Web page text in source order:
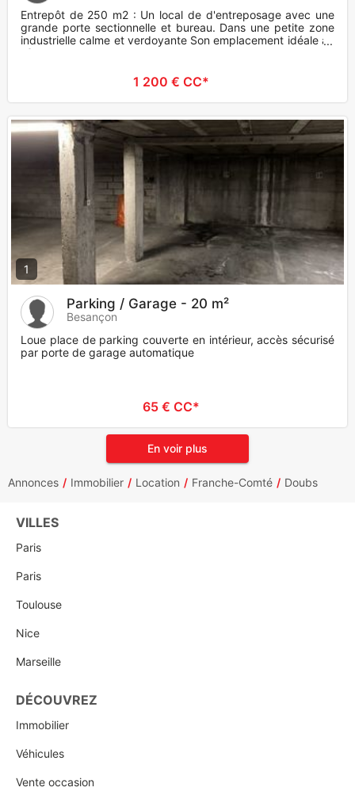
Entrepôt de 250 m2 : Un local de d'entreposage avec une
grande porte sectionnelle et bureau. Dans une petite zone
industrielle calme et verdoyante Son emplacement idéale au
c?u
1 200 € CC*
1
Parking / Garage - 20 m²
Besançon
Loue place de parking couverte en intérieur, accès sécurisé
par porte de garage automatique
65 € CC*
En voir plus
Annonces Immobilier Location Franche-Comté Doubs
VILLES
Paris
Paris
Toulouse
Nice
Marseille
DÉCOUVREZ
Immobilier
Véhicules
Vente occasion